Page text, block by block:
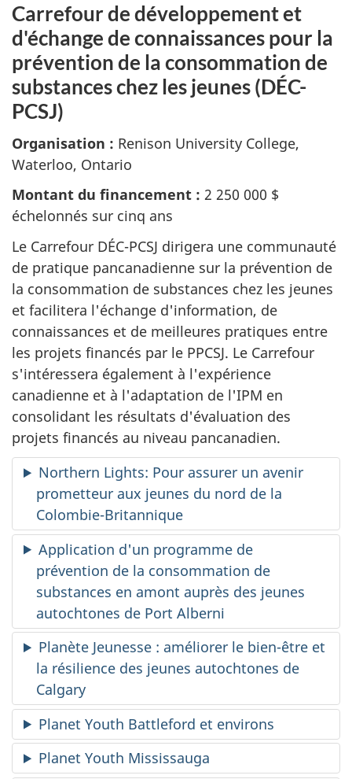
Carrefour de développement et
d'échange de connaissances pour la
prévention de la consommation de
substances chez les jeunes (DÉC-
PCSJ)
Organisation : Renison University College,
Waterloo, Ontario
Montant du financement : 2 250 000 $
échelonnés sur cinq ans
Le Carrefour DÉC-PCSJ dirigera une communauté
de pratique pancanadienne sur la prévention de
la consommation de substances chez les jeunes
et facilitera l'échange d'information, de
connaissances et de meilleures pratiques entre
les projets financés par le PPCSJ. Le Carrefour
s'intéressera également à l'expérience
canadienne et à l'adaptation de l'IPM en
consolidant les résultats d'évaluation des
projets financés au niveau pancanadien.
Northern Lights: Pour assurer un avenir
prometteur aux jeunes du nord de la
Colombie-Britannique
Application d'un programme de
prévention de la consommation de
substances en amont auprès des jeunes
autochtones de Port Alberni
Planète Jeunesse : améliorer le bien-être et
la résilience des jeunes autochtones de
Calgary
Planet Youth Battleford et environs
Planet Youth Mississauga